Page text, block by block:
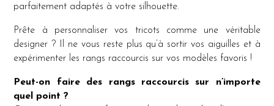
parfaitement adaptés à votre silhouette.
Prête à personnaliser vos tricots comme une véritable
designer ? Il ne vous reste plus qu’à sortir vos aiguilles et à
expérimenter les rangs raccourcis sur vos modèles favoris !
Peut-on faire des rangs raccourcis sur n’importe
quel point ?